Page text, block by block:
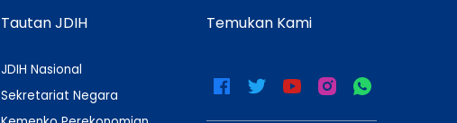
Tautan JDIH
JDIH Nasional
Sekretariat Negara
Temukan Kami